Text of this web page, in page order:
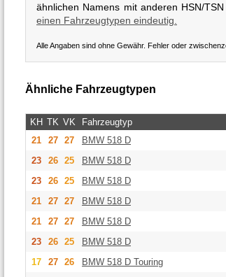
ähnlichen Namens mit anderen HSN/
einen Fahrzeugtypen eindeutig.
Alle Angaben sind ohne Gewähr. Fehler oder
Ähnliche Fahrzeugtypen
KH TK VK Fahrzeugtyp
21
27 27 BMW 518 D
23
26 25 BMW 518 D
23
26 25 BMW 518 D
21
27 27 BMW 518 D
21
27 27 BMW 518 D
23
26 25 BMW 518 D
17
27 26 BMW 518 D Touring